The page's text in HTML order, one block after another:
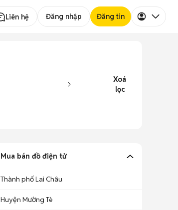
Liên hệ Đăng nhập Đăng tin
Xoá
lọc
Mua bán đồ điện tử
Thành phố Lai Châu
Huyện Mường Tè